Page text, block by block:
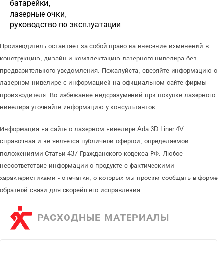
батарейки,
лазерные очки,
руководство по эксплуатации
Производитель оставляет за собой право на внесение изменений в
конструкцию, дизайн и комплектацию лазерного нивелира без
предварительного уведомления. Пожалуйста, сверяйте информацию о
лазерном нивелире с информацией на официальном сайте фирмы-
производителя. Во избежание недоразумений при покупке лазерного
нивелира уточняйте информацию у консультантов.
Информация на сайте о лазерном нивелире Ada 3D Liner 4V
справочная и не является публичной офертой, определяемой
положениями Статьи 437 Гражданского кодекса РФ. Любое
несоответствие информации о продукте с фактическими
характеристиками - опечатки, о которых мы просим сообщать в форме
обратной связи для скорейшего исправления.
РАСХОДНЫЕ МАТЕРИАЛЫ